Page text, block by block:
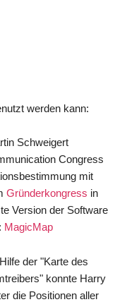
werden kann:
Schweigert
Congress
mit
Gründerkongress in
Version der Software
MagicMap
der "Karte des
konnte Harry
die Positionen aller